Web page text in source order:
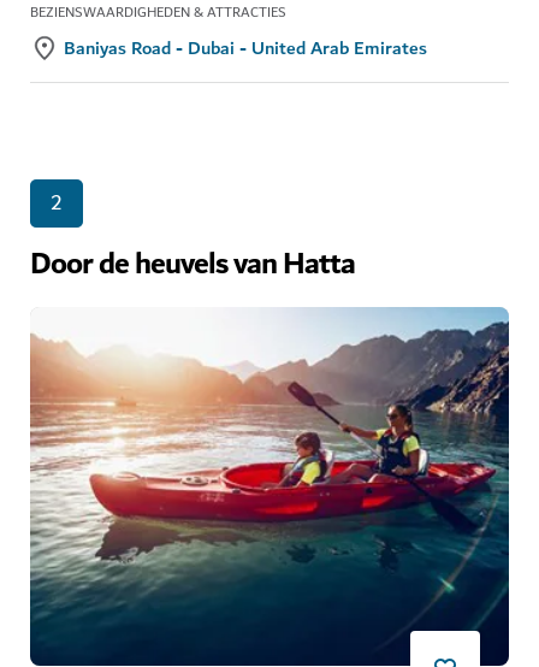
BEZIENSWAARDIGHEDEN & ATTRACTIES
Baniyas Road - Dubai - United Arab Emirates
2
Door de heuvels van Hatta